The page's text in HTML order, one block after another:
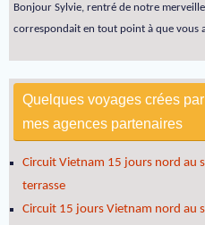
Bonjour Sylvie, rentré de notre
correspondait en tout point à que vous
Quelques voyages crées
mes agences partenaires
Circuit Vietnam 15 jours nord au
terrasse
Circuit 15 jours Vietnam nord au